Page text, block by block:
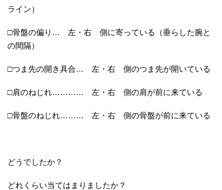
ライン）
□骨盤の偏り… 左・右 側に寄っている（垂らした腕と
の間隔）
□つま先の開き具合… 左・右 側のつま先が開いている
□肩のねじれ………… 左・右 側の肩が前に来ている
□骨盤のねじれ……… 左・右 側の骨盤が前に来ている
どうでしたか？
どれくらい当てはまりましたか？